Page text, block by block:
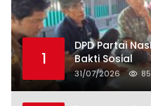
1
DPD Partai
Bakti Sosial
31/07/2026